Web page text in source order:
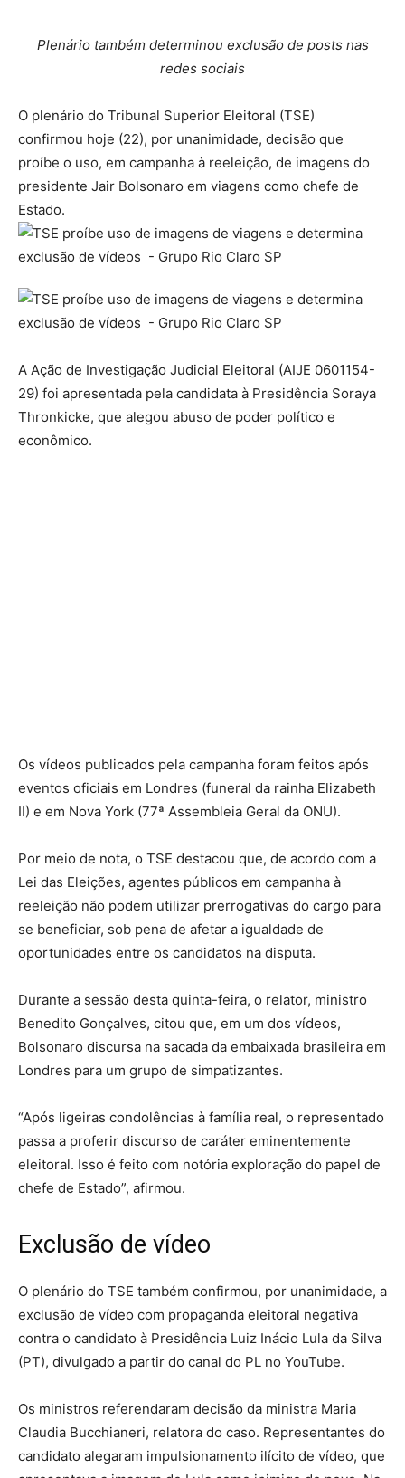
Plenário também determinou exclusão de posts nas
redes sociais
O plenário do Tribunal Superior Eleitoral (TSE)
confirmou hoje (22), por unanimidade, decisão que
proíbe o uso, em campanha à reeleição, de imagens do
presidente Jair Bolsonaro em viagens como chefe de
Estado.
A Ação de Investigação Judicial Eleitoral (AIJE 0601154-
29) foi apresentada pela candidata à Presidência Soraya
Thronkicke, que alegou abuso de poder político e
econômico.
Os vídeos publicados pela campanha foram feitos após
eventos oficiais em Londres (funeral da rainha Elizabeth
II) e em Nova York (77ª Assembleia Geral da ONU).
Por meio de nota, o TSE destacou que, de acordo com a
Lei das Eleições, agentes públicos em campanha à
reeleição não podem utilizar prerrogativas do cargo para
se beneficiar, sob pena de afetar a igualdade de
oportunidades entre os candidatos na disputa.
Durante a sessão desta quinta-feira, o relator, ministro
Benedito Gonçalves, citou que, em um dos vídeos,
Bolsonaro discursa na sacada da embaixada brasileira em
Londres para um grupo de simpatizantes.
“Após ligeiras condolências à família real, o representado
passa a proferir discurso de caráter eminentemente
eleitoral. Isso é feito com notória exploração do papel de
chefe de Estado”, afirmou.
Exclusão de vídeo
O plenário do TSE também confirmou, por unanimidade, a
exclusão de vídeo com propaganda eleitoral negativa
contra o candidato à Presidência Luiz Inácio Lula da Silva
(PT), divulgado a partir do canal do PL no YouTube.
Os ministros referendaram decisão da ministra Maria
Claudia Bucchianeri, relatora do caso. Representantes do
candidato alegaram impulsionamento ilícito de vídeo, que